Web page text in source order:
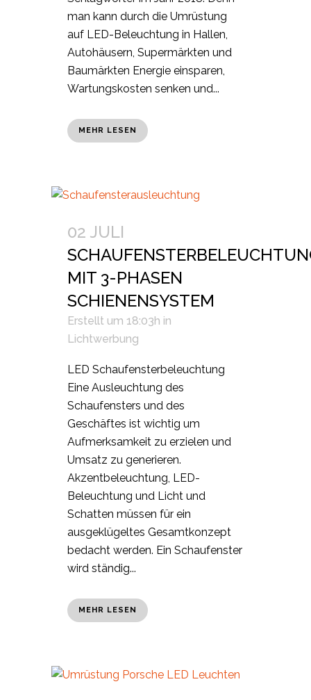
man kann durch die Umrüstung
auf LED-Beleuchtung in Hallen,
Autohäusern, Supermärkten und
Baumärkten Energie einsparen,
Wartungskosten senken und...
MEHR LESEN
02 JULI
MIT 3-PHASEN
SCHIENENSYSTEM
Erstellt um 18:03h in
Lichtwerbung
LED Schaufensterbeleuchtung
Eine Ausleuchtung des
Schaufensters und des
Geschäftes ist wichtig um
Aufmerksamkeit zu erzielen und
Umsatz zu generieren.
Akzentbeleuchtung, LED-
Beleuchtung und Licht und
Schatten müssen für ein
ausgeklügeltes Gesamtkonzept
bedacht werden. Ein Schaufenster
wird ständig...
MEHR LESEN